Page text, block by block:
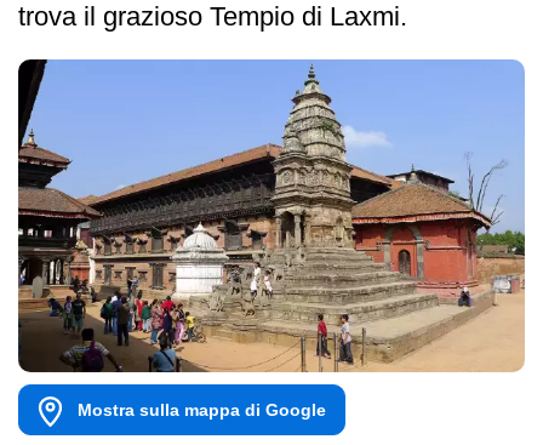
trova il grazioso Tempio di Laxmi.
Mostra sulla mappa di Google